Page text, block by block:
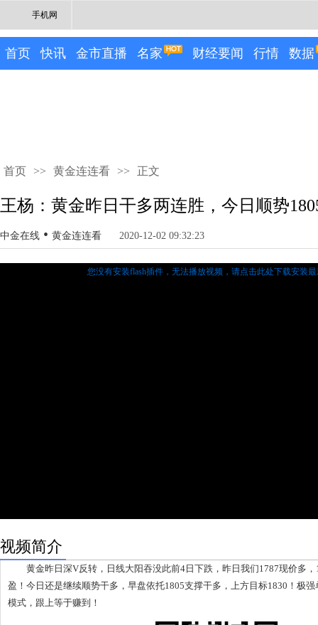
手机网
首页 快讯 金市直播 名家 财经要闻 行情 数据
首页 >> 黄金连连看 >> 正文
王杨：黄金昨日干多两连胜，今日顺势
中金在线 • 黄金连连看 2020-12-02 09:32:23
您没有安装flash插件，无法播放视频， 请点击此处下载安装
视频简介
黄金昨日深V反转，日线大阳吞没此前4日下跌，昨日我们1787现价多，
盈！今日还是继续顺势干多，早盘依托1805支撑干多，上方目标1830！极
模式，跟上等于赚到！